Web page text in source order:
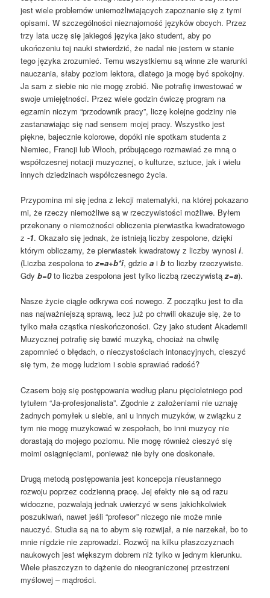
jest wiele problemów uniemożliwiających zapoznanie się z tymi
opisami. W szczególności nieznajomość języków obcych. Przez
trzy lata uczę się jakiegoś języka jako student, aby po
ukończeniu tej nauki stwierdzić, że nadal nie jestem w stanie
tego języka zrozumieć. Temu wszystkiemu są winne złe warunki
nauczania, słaby poziom lektora, dlatego ja mogę być spokojny.
Ja sam z siebie nic nie mogę zrobić. Nie potrafię inwestować w
swoje umiejętności. Przez wiele godzin ćwiczę program na
egzamin niczym “przodownik pracy”, liczę kolejne godziny nie
zastanawiając się nad sensem mojej pracy. Wszystko jest
piękne, bajecznie kolorowe, dopóki nie spotkam studenta z
Niemiec, Francji lub Włoch, próbującego rozmawiać ze mną o
współczesnej notacji muzycznej, o kulturze, sztuce, jak i wielu
innych dziedzinach współczesnego życia.
Przypomina mi się jedna z lekcji matematyki, na której pokazano
mi, że rzeczy niemożliwe są w rzeczywistości możliwe. Byłem
przekonany o niemożności obliczenia pierwiastka kwadratowego
z-1. Okazało się jednak, że istnieją liczby zespolone, dzięki
którym obliczamy, że pierwiastek kwadratowy z liczby wynosii.
(Liczba zespolona toz=a+b*i, gdziea ib to liczby rzeczywiste.
Gdyb=0to liczba zespolona jest tylko liczbą rzeczywistąz=a).
Nasze życie ciągle odkrywa coś nowego. Z początku jest to dla
nas najważniejszą sprawą, lecz już po chwili okazuje się, że to
tylko mała cząstka nieskończoności. Czy jako student Akademii
Muzycznej potrafię się bawić muzyką, chociaż na chwilę
zapomnieć o błędach, o nieczystościach intonacyjnych, cieszyć
się tym, że mogę ludziom i sobie sprawiać radość?
Czasem boję się postępowania według planu pięcioletniego pod
tytułem “Ja-profesjonalista”. Zgodnie z założeniami nie uznaję
żadnych pomyłek u siebie, ani u innych muzyków, w związku z
tym nie mogę muzykować w zespołach, bo inni muzycy nie
dorastają do mojego poziomu. Nie mogę również cieszyć się
moimi osiągnięciami, ponieważ nie były one doskonałe.
Drugą metodą postępowania jest koncepcja nieustannego
rozwoju poprzez codzienną pracę. Jej efekty nie są od razu
widoczne, pozwalają jednak uwierzyć w sens jakichkolwiek
poszukiwań, nawet jeśli “profesor” niczego nie może mnie
nauczyć. Studia są na to abym się rozwijał, a nie narzekał, bo to
mnie nigdzie nie zaprowadzi. Rozwój na kilku płaszczyznach
naukowych jest większym dobrem niż tylko w jednym kierunku.
Wiele płaszczyzn to dążenie do nieograniczonej przestrzeni
myślowej – mądrości.